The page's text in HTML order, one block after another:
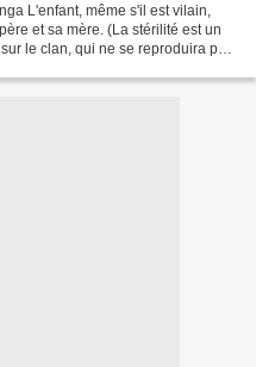
L'enfant, même s'il est vilain,
et sa mère. (La stérilité est un
le clan, qui ne se reproduira pas.